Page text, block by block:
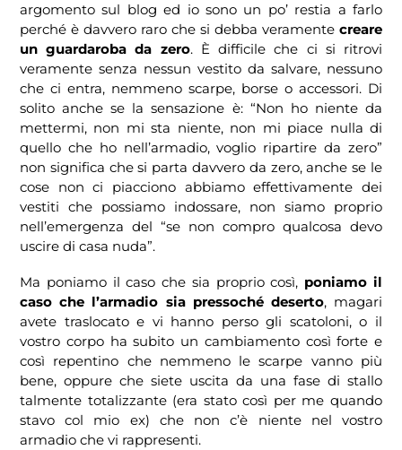
argomento sul blog ed io sono un po’ restia a farlo
perché è davvero raro che si debba veramente creare
un guardaroba da zero. È difficile che ci si ritrovi
veramente senza nessun vestito da salvare, nessuno
che ci entra, nemmeno scarpe, borse o accessori. Di
solito anche se la sensazione è: “Non ho niente da
mettermi, non mi sta niente, non mi piace nulla di
quello che ho nell’armadio, voglio ripartire da zero”
non significa che si parta davvero da zero, anche se le
cose non ci piacciono abbiamo effettivamente dei
vestiti che possiamo indossare, non siamo proprio
nell’emergenza del “se non compro qualcosa devo
uscire di casa nuda”.
Ma poniamo il caso che sia proprio così, poniamo il
caso che l’armadio sia pressoché deserto, magari
avete traslocato e vi hanno perso gli scatoloni, o il
vostro corpo ha subito un cambiamento così forte e
così repentino che nemmeno le scarpe vanno più
bene, oppure che siete uscita da una fase di stallo
talmente totalizzante (era stato così per me quando
stavo col mio ex) che non c’è niente nel vostro
armadio che vi rappresenti.